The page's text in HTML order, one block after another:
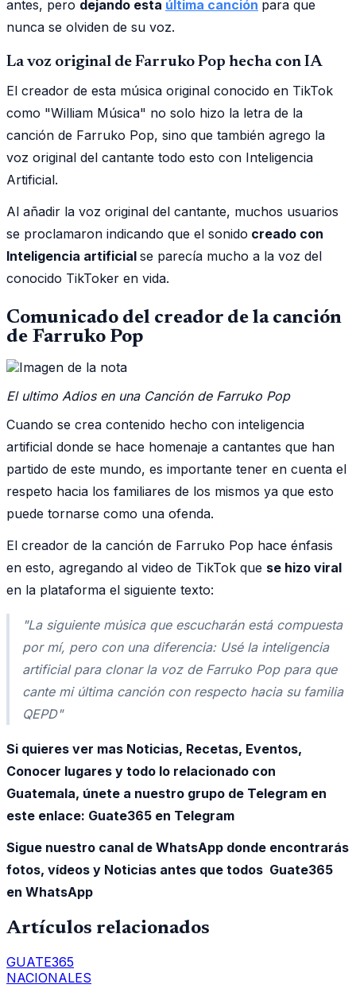
antes, pero dejando esta última canción para que
nunca se olviden de su voz.
La voz original de Farruko Pop hecha con IA
El creador de esta música original conocido en TikTok
como "William Música" no solo hizo la letra de la
canción de Farruko Pop, sino que también agrego la
voz original del cantante todo esto con Inteligencia
Artificial.
Al añadir la voz original del cantante, muchos usuarios
se proclamaron indicando que el sonido creado con
Inteligencia artificial se parecía mucho a la voz del
conocido TikToker en vida.
Comunicado del creador de la canción
de Farruko Pop
El ultimo Adios en una Canción de Farruko Pop
Cuando se crea contenido hecho con inteligencia
artificial donde se hace homenaje a cantantes que han
partido de este mundo, es importante tener en cuenta el
respeto hacia los familiares de los mismos ya que esto
puede tornarse como una ofenda.
El creador de la canción de Farruko Pop hace énfasis
en esto, agregando al video de TikTok que se hizo viral
en la plataforma el siguiente texto:
"La siguiente música que escucharán está compuesta
por mí, pero con una diferencia: Usé la inteligencia
artificial para clonar la voz de Farruko Pop para que
cante mi última canción con respecto hacia su familia
QEPD"
Si quieres ver mas Noticias, Recetas, Eventos,
Conocer lugares y todo lo relacionado con
Guatemala, únete a nuestro grupo de Telegram en
este enlace: Guate365 en Telegram
Sigue nuestro canal de WhatsApp donde encontrarás
fotos, vídeos y Noticias antes que todos Guate365
en WhatsApp
Artículos relacionados
GUATE365
NACIONALES